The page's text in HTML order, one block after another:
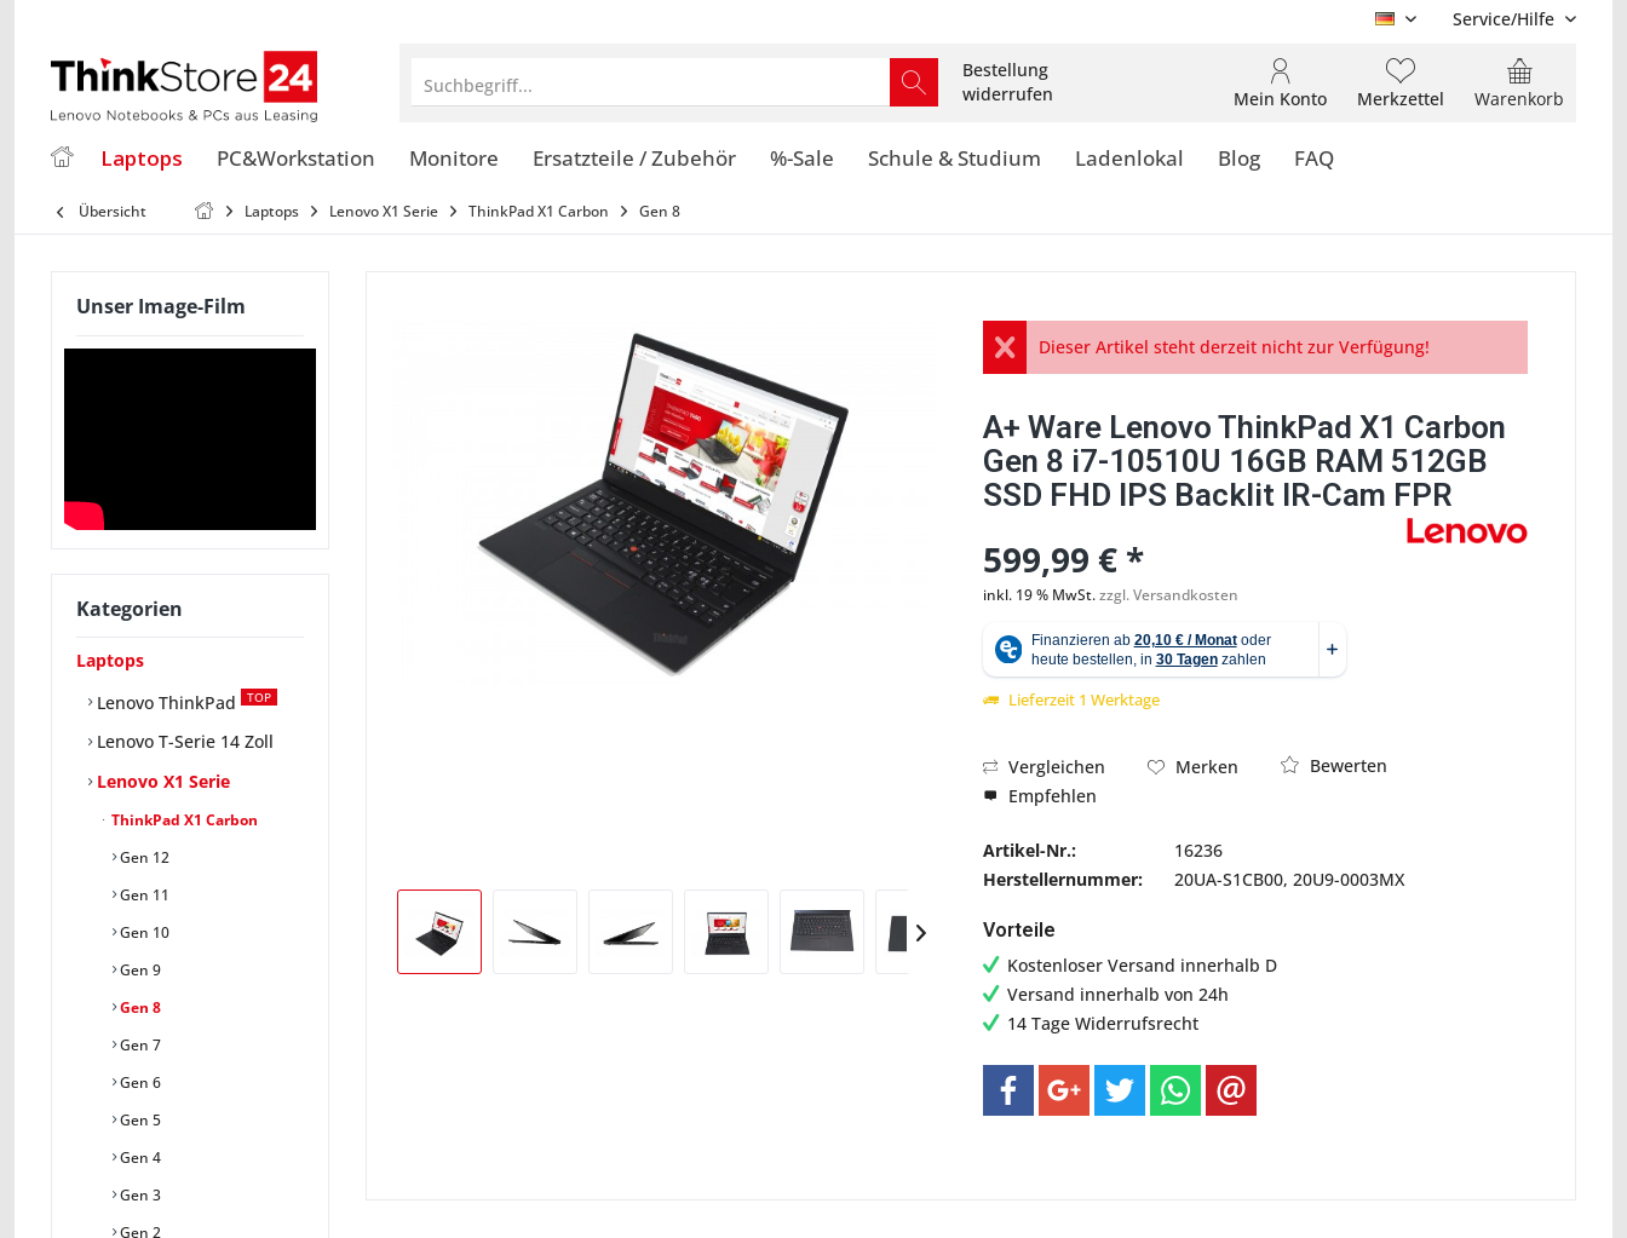
DE Service/Hilfe
Suchbegriff...
Bestellung
widerrufen
Warenkorb
Merkzettel
Mein Konto
Laptops PC&Workstation Monitore Ersatzteile / Zubehör %-Sale Schule & Studium Ladenlokal Blog FAQ
Übersicht Laptops Lenovo X1 Serie ThinkPad X1 Carbon Gen 8
Unser Image-Film
Kategorien
Laptops
Lenovo ThinkPad
TOP
Lenovo T-Serie 14 Zoll
Lenovo X1 Serie
ThinkPad X1 Carbon
Gen 12
Gen 11
Gen 10
Gen 9
Gen 8
Gen 7
Gen 6
Gen 5
Gen 4
Gen 3
Gen 2
Abbildung ähnlich
Dieser Artikel steht derzeit nicht zur Verfügung!
A+ Ware Lenovo ThinkPad X1 Carbon
Gen 8 i7-10510U 16GB RAM 512GB
SSD FHD IPS Backlit IR-Cam FPR
599,99 € *
inkl. 19 % MwSt.zzgl. Versandkosten
Lieferzeit 1 Werktage
Vergleichen Merken
Bewerten
Empfehlen
Artikel-Nr.:
16236
Herstellernummer:
20UA-S1CB00, 20U9-0003MX
Vorteile
Kostenloser Versand innerhalb D
Versand innerhalb von 24h
14 Tage Widerrufsrecht